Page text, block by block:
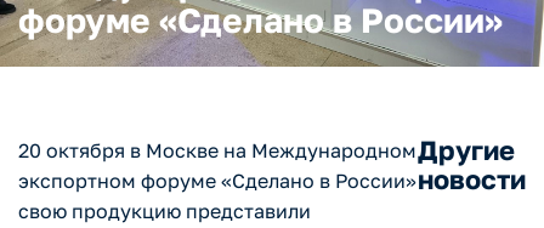
форуме «Сделано в России»
20 октября в Москве на Международном
экспортном форуме «Сделано в России»
свою продукцию представили
Другие
новости